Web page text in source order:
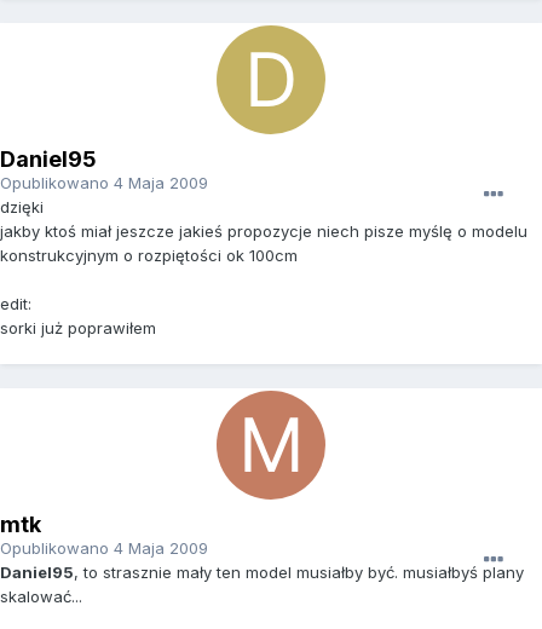
Daniel95
Opublikowano 4 Maja 2009
dzięki
jakby ktoś miał jeszcze jakieś propozycje niech pisze myślę o modelu
konstrukcyjnym o rozpiętości ok 100cm
edit:
sorki już poprawiłem
mtk
Opublikowano 4 Maja 2009
Daniel95, to strasznie mały ten model musiałby być. musiałbyś plany
skalować...